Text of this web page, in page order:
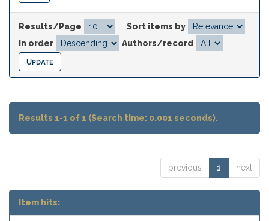
Results/Page
Sort items by
In order
Authors/record
Results 1-1 of 1 (Search time: 0.001 seconds).
previous 1 next
Item hits: